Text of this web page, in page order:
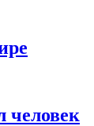
человек